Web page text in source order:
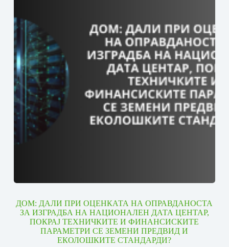
ДОМ: ДАЛИ ПРИ ОЦЕНКАТА НА ОПРАВДАНОСТА
ЗА ИЗГРАДБА НА НАЦИОНАЛЕН ДАТА ЦЕНТАР,
ПОКРАЈ ТЕХНИЧКИТЕ И ФИНАНСИСКИТЕ
ПАРАМЕТРИ СЕ ЗЕМЕНИ ПРЕДВИД И
ЕКОЛОШКИТЕ СТАНДАРДИ?